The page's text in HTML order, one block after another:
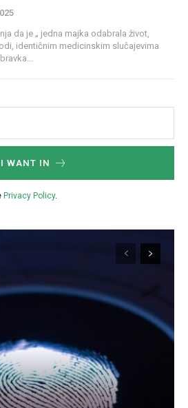
da je „ jedna majka odabrala život,
identičnim medicinskim slučajevima
Dubravka...
I WANT IN
Privacy Policy.